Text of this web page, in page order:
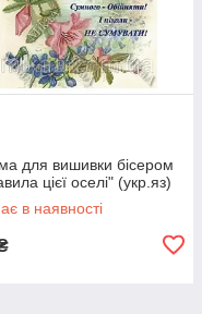
для вишивки бісером
цієї оселі" (укр.яз)
в наявності